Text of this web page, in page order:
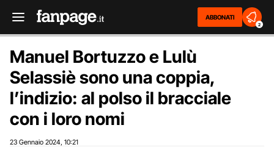
ABBONATI
2
Manuel Bortuzzo e Lulù
Selassiè sono una coppia,
l’indizio: al polso il bracciale
con i loro nomi
23 Gennaio 2024 10:21